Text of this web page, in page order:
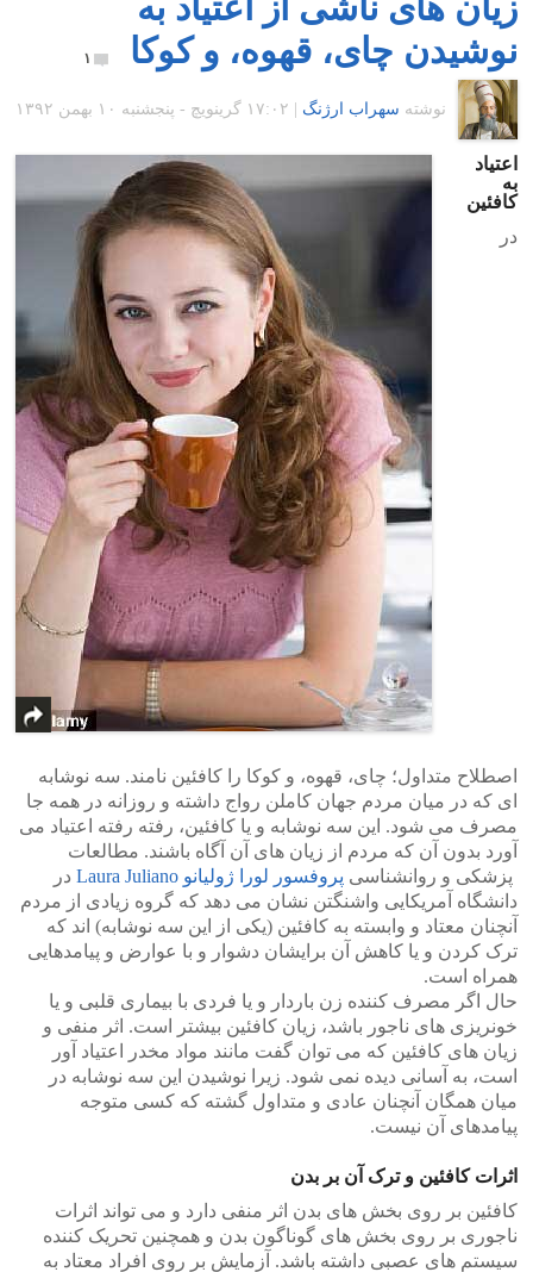
نوشیدن چای، قهوه، و کوکا
۱
نوشته سهراب ارژنگ ۱۷:۰۲ گرينويچ - پنجشنبه ۱۰ بهمن ۱۳۹۲
اعتیاد
به
کافئین
در
اصطلاح متداول؛ چای، قهوه، و کوکا را کافئین نامند. سه نوشابه
ای که در میان مردم جهان کاملن رواج داشته و روزانه در همه جا
مصرف می شود. این سه نوشابه و یا کافئین، رفته رفته اعتیاد می
آورد بدون آن که مردم از زیان های آن آگاه باشند. مطالعات
پزشکی و روانشناسی پروفسور لورا ژولیانو Laura Juliano
در
دانشگاه آمریکایی واشنگتن نشان می دهد که گروه زیادی از مردم
آنچنان معتاد و وابسته به کافئین (یکی از این سه نوشابه) اند که
ترک کردن و یا کاهش آن برایشان دشوار و با عوارض و پیامدهایی
همراه است.
حال اگر مصرف کننده زن باردار و یا فردی با بیماری قلبی و یا
خونریزی های ناجور باشد، زیان کافئین بیشتر است. اثر منفی و
زیان های کافئین که می توان گفت مانند مواد مخدر اعتیاد آور
است، به آسانی دیده نمی شود. زیرا نوشیدن این سه نوشابه در
میان همگان آنچنان عادی و متداول گشته که کسی متوجه
پیامدهای آن نیست.
اثرات کافئین و ترک آن بر بدن
کافئین بر روی بخش های بدن اثر منفی دارد و می تواند اثرات
ناجوری بر روی بخش های گوناگون بدن و همچنین تحریک کننده
سیستم های عصبی داشته باشد. آزمایش بر روی افراد معتاد به